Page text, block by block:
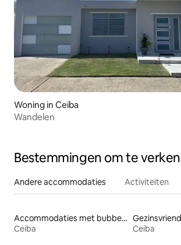
Woning in Ceiba
Wandelen
Bestemmingen om te
Andere accommodaties Activiteiten
Accommodaties met bubbelbad
Ceiba
Ceiba